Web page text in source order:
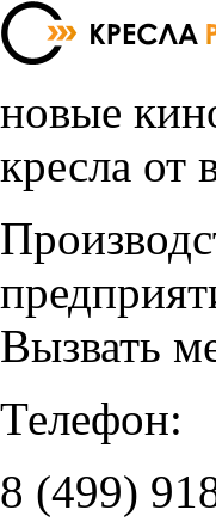
новые
кресла от
Вызвать
Телефон:
8 (499)